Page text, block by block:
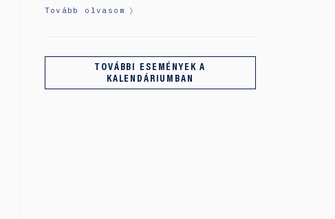
Tovább olvasom
TOVÁBBI ESEMÉNYEK A
KALENDÁRIUMBAN